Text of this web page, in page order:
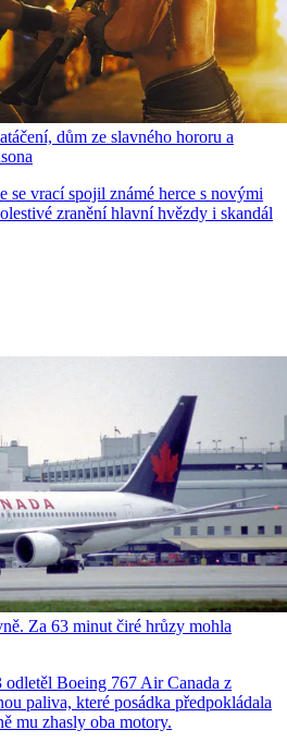
dům ze slavného hororu a
vrací spojil známé herce s novými
zranění hlavní hvězdy i skandál
Za 63 minut čiré hrůzy mohla
Boeing 767 Air Canada z
paliva, které posádka předpokládala
mu zhasly oba motory.